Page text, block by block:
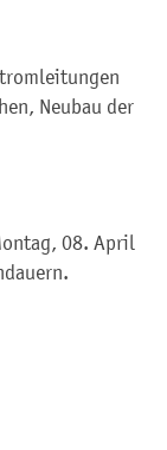
Neubau der
08. April